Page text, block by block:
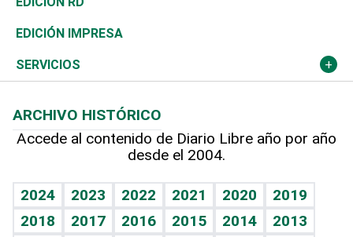
Caribe
Resto del mundo
Global y variable
Economía personal
Novedades
Podcast Arte Libre
Hablando con el pediatra
Vida y familia
Eñe
Olimpismo
Más deportes
TBT Deportivo
Noticiero Poteleche
Columnistas
Más firmas
Martes de tecnología
Cambio climático
Deportes
Opinión
Hecho en casa
Guía del dinero
EDICIÓN IMPRESA
SERVICIOS
Cumpleaños
Horóscopos
Crucigramas
ARCHIVO HISTÓRICO
Accede al contenido de Diario Libre año por año
desde el 2004.
2024 2023 2022 2021 2020
2019
2018
2017 2016 2015 2014
2013